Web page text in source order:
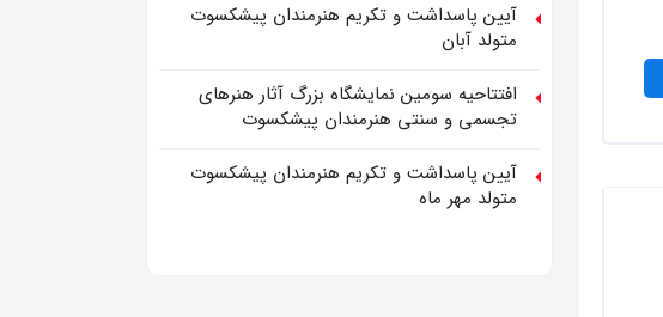
آیین پاسداشت و تکریم هنرمندان پیشکسوت
متولد آبان
افتتاحیه سومین نمایشگاه بزرگ آثار هنرهای
تجسمی و سنتی هنرمندان پیشکسوت
آیین پاسداشت و تکریم هنرمندان پیشکسوت
متولد مهر ماه